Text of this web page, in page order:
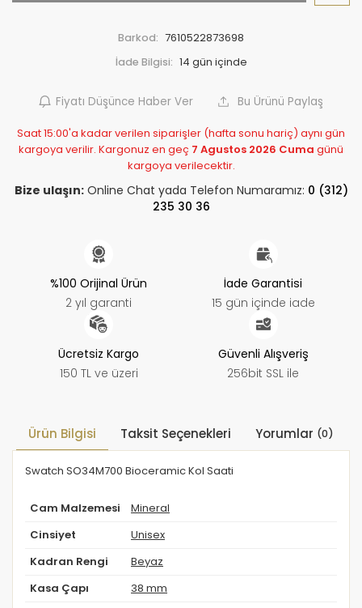
Barkod: 7610522873698
İade Bilgisi:
Fiyatı Düşünce Haber Ver Bu Ürünü Paylaş
Saat 15:00'a kadar verilen siparişler (hafta sonu hariç) aynı gün
kargoya verilir. Kargonuz en geç 7 Agustos 2026 Cuma günü
kargoya verilecektir.
Bize ulaşın:Online Chat yada Telefon Numaramız: 0 (312)
235 30 36
%100 Orijinal Ürün
2 yıl garanti
İade Garantisi
15 gün içinde iade
Ücretsiz Kargo
150 TL ve üzeri
Güvenli Alışveriş
256bit SSL ile
Ürün Bilgisi Taksit Seçenekleri Yorumlar (0)
Swatch SO34M700 Bioceramic Kol Saati
Cam Malzemesi Mineral
Cinsiyet Unisex
Kadran Rengi Beyaz
Kasa Çapı 38 mm